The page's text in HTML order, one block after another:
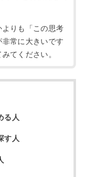
りも「この思考
常に大きいです
てください。
る人
す人